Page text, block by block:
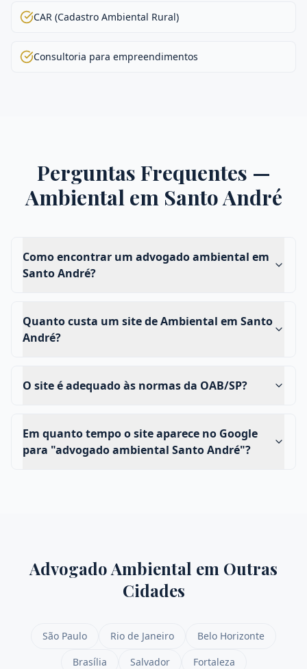
CAR (Cadastro Ambiental Rural)
Consultoria para empreendimentos
Perguntas Frequentes —
Ambientalem Santo André
Como encontrar um advogado ambiental em
Santo André?
Quanto custa um site de Ambiental em Santo
André?
O site é adequado às normas da OAB/SP?
Em quanto tempo o site aparece no Google
para "advogado ambiental Santo André"?
Advogado Ambiental em Outras
Cidades
São Paulo Rio de Janeiro
Belo Horizonte
Brasília
Salvador Fortaleza